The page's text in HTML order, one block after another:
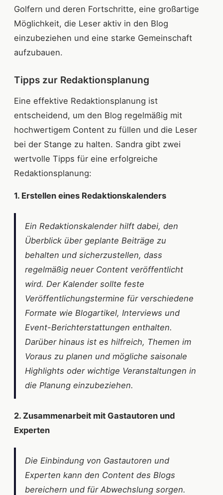
Golfern und deren Fortschritte, eine großartige
Möglichkeit, die Leser aktiv in den Blog
einzubeziehen und eine starke Gemeinschaft
aufzubauen.
Tipps zur Redaktionsplanung
Eine effektive Redaktionsplanung ist
entscheidend, um den Blog regelmäßig mit
hochwertigem Content zu füllen und die Leser
bei der Stange zu halten. Sandra gibt zwei
wertvolle Tipps für eine erfolgreiche
Redaktionsplanung:
1. Erstellen eines Redaktionskalenders
Ein Redaktionskalender hilft dabei, den
Überblick über geplante Beiträge zu
behalten und sicherzustellen, dass
regelmäßig neuer Content veröffentlicht
wird. Der Kalender sollte feste
Veröffentlichungstermine für verschiedene
Formate wie Blogartikel, Interviews und
Event-Berichterstattungen enthalten.
Darüber hinaus ist es hilfreich, Themen im
Voraus zu planen und mögliche saisonale
Highlights oder wichtige Veranstaltungen in
die Planung einzubeziehen.
2. Zusammenarbeit mit Gastautoren und
Experten
Die Einbindung von Gastautoren und
Experten kann den Content des Blogs
bereichern und für Abwechslung sorgen.